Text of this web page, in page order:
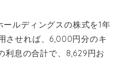
ルディングスの株式を1年
させれば、6,000円分のキ
利息の合計で、8,629円お